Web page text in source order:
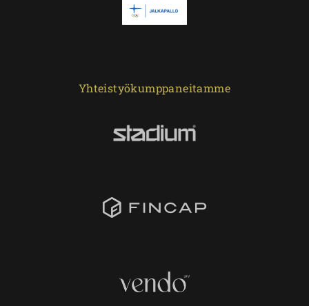
Yhteistyökumppaneitamme